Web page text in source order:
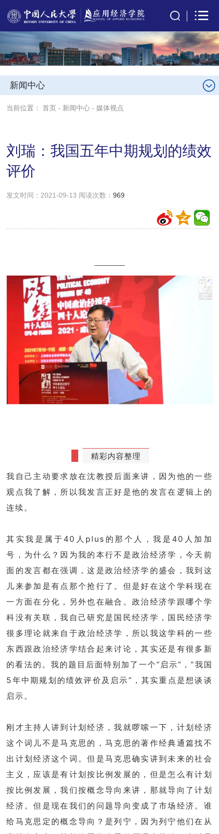
新闻中心
当前位置：首页 - 新闻中心 -媒体视点
刘瑞：我国五年中期规划的绩效
评价
发文时间：2021-09-13 阅读次数：969
精彩内容整理
我自己主动要求放在沈教授后面来讲，因为他的一些
观点我了解，所以我发言正好是他的发言在逻辑上的
连续。
其实我是属于40人plus的那个人，我是40人加加
号，为什么？因为我的本行不是政治经济学，今天前
面的发言都在强调，这是政治经济学的盛会，我到这
儿来参加是有点那个抢行了。但是好在这个学科现在
一方面在分化，另外也在融合。政治经济学跟哪个学
科没有关联，我自己研究是国民经济学，国民经济学
很多理论就来自于政治经济学，所以我这学科的一些
东西跟政治经济学结合起来讨论，其实还是有很多新
的看法的。我的题目后面特别加了一个“启示”，“我国
5年中期规划的绩效评价及启示”，其实重点是想谈谈
启示。
刚才主持人讲到计划经济，我就啰嗦一下，计划经济
这个词儿不是马克思的，马克思的著作经典通篇找不
出计划经济这个词。但是马克思确实讲到未来的社会
主义，应该是有计划按比例发展的，但是怎么有计划
按比例发展，我们按概念导向来讲，那就导向了计划
经济。但是现在我们的问题导向变成了市场经济。谁
给马克思定的概念导向？是列宁，因为列宁他们在从